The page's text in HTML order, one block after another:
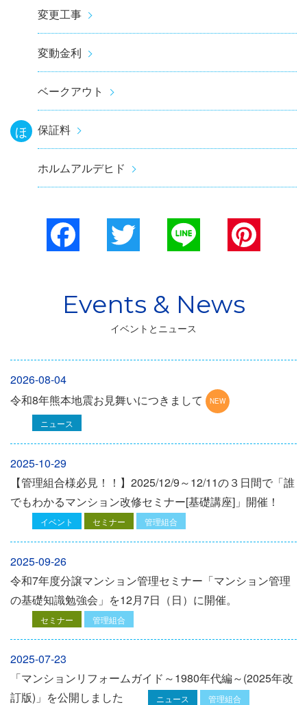
変更工事
変動金利
ベークアウト
ほ 保証料
ホルムアルデヒド
Facebook
イベントとニュース
2026-08-04
令和8年熊本地震お見舞いにつきまして
ニュース
2025-10-29
【管理組合様必見！！】2025/12/9～12/11の３日間で「誰
でもわかるマンション改修セミナー[基礎講座]」開催！
イベント セミナー 管理組合
2025-09-26
令和7年度分譲マンション管理セミナー「マンション管理
の基礎知識勉強会」を12⽉7⽇（⽇）に開催。
セミナー 管理組合
2025-07-23
「マンションリフォームガイド～1980年代編～(2025年改
訂版)」を公開しました
ニュース 管理組合